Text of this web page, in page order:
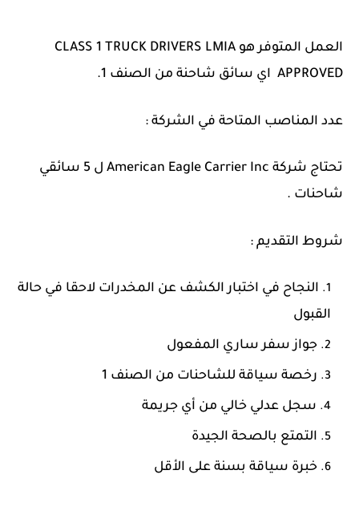
العمل المتوفر هو CLASS 1 TRUCK DRIVERS LMIA
APPROVED اي سائق شاحنة من الصنف 1.
عدد المناصب المتاحة في الشركة :
تحتاج شركة American Eagle Carrier Inc
ل 5 سائقي
شاحنات .
شروط التقديم :
النجاح في اختبار الكشف عن المخدرات لاحقا في حالة
القبول
جواز سفر ساري المفعول
رخصة سياقة للشاحنات من الصنف 1
سجل عدلي خالي من أي جريمة
التمتع بالصحة الجيدة
خبرة سياقة بسنة على الأقل